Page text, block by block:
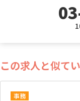
この求人と似て
事務